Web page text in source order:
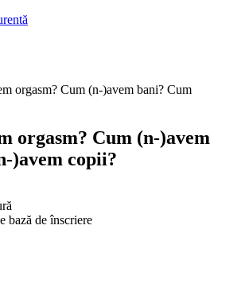
orgasm? Cum (n-)avem bani? Cum
orgasm? Cum (n-)avem
)avem copii?
bază de înscriere